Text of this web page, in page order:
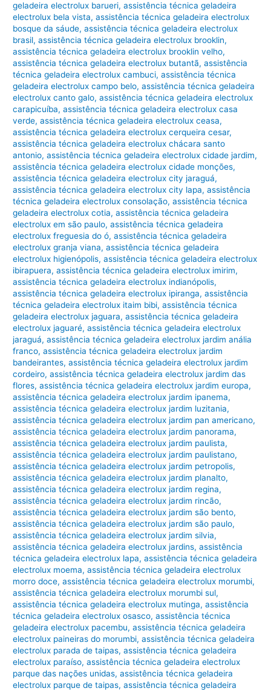
geladeira electrolux barueri,assistência técnica geladeira
electrolux bela vista,assistência técnica geladeira electrolux
bosque da sáude,assistência técnica geladeira electrolux
brasil,assistência técnica geladeira electrolux brooklin,
assistência técnica geladeira electrolux brooklin velho,
assistência técnica geladeira electrolux butantã,assistência
técnica geladeira electrolux cambuci,assistência técnica
geladeira electrolux campo belo,assistência técnica geladeira
electrolux canto galo,assistência técnica geladeira electrolux
carapicuíba,assistência técnica geladeira electrolux casa
verde,assistência técnica geladeira electrolux ceasa,
assistência técnica geladeira electrolux cerqueira cesar,
assistência técnica geladeira electrolux chácara santo
antonio,assistência técnica geladeira electrolux cidade jardim,
assistência técnica geladeira electrolux cidade monções,
assistência técnica geladeira electrolux city jaraguá,
assistência técnica geladeira electrolux city lapa,assistência
técnica geladeira electrolux consolação,assistência técnica
geladeira electrolux cotia,assistência técnica geladeira
electrolux em são paulo,assistência técnica geladeira
electrolux freguesia do ó,assistência técnica geladeira
electrolux granja viana,assistência técnica geladeira
electrolux higienópolis,assistência técnica geladeira electrolux
ibirapuera,assistência técnica geladeira electrolux imirim,
assistência técnica geladeira electrolux indianópolis,
assistência técnica geladeira electrolux ipiranga,assistência
técnica geladeira electrolux itaim bibi,assistência técnica
geladeira electrolux jaguara,assistência técnica geladeira
electrolux jaguaré,assistência técnica geladeira electrolux
jaraguá,assistência técnica geladeira electrolux jardim anália
franco,assistência técnica geladeira electrolux jardim
bandeirantes,assistência técnica geladeira electrolux jardim
cordeiro,assistência técnica geladeira electrolux jardim das
flores,assistência técnica geladeira electrolux jardim europa,
assistência técnica geladeira electrolux jardim ipanema,
assistência técnica geladeira electrolux jardim luzitania,
assistência técnica geladeira electrolux jardim pan americano,
assistência técnica geladeira electrolux jardim panorama,
assistência técnica geladeira electrolux jardim paulista,
assistência técnica geladeira electrolux jardim paulistano,
assistência técnica geladeira electrolux jardim petropolis,
assistência técnica geladeira electrolux jardim planalto,
assistência técnica geladeira electrolux jardim regina,
assistência técnica geladeira electrolux jardim rincão,
assistência técnica geladeira electrolux jardim são bento,
assistência técnica geladeira electrolux jardim são paulo,
assistência técnica geladeira electrolux jardim silvia,
assistência técnica geladeira electrolux jardins,assistência
técnica geladeira electrolux lapa,assistência técnica geladeira
electrolux moema,assistência técnica geladeira electrolux
morro doce,assistência técnica geladeira electrolux morumbi,
assistência técnica geladeira electrolux morumbi sul,
assistência técnica geladeira electrolux mutinga,assistência
técnica geladeira electrolux osasco,assistência técnica
geladeira electrolux pacembu,assistência técnica geladeira
electrolux paineiras do morumbi,assistência técnica geladeira
electrolux parada de taipas,assistência técnica geladeira
electrolux paraíso,assistência técnica geladeira electrolux
parque das nações unidas,assistência técnica geladeira
electrolux parque de taipas,assistência técnica geladeira